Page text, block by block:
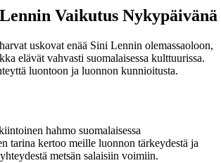
Vaikutus Nykypäivänä
uskovat enää Sini Lennin olemassaoloon,
elävät vahvasti suomalaisessa kulttuurissa.
luontoon ja luonnon kunnioitusta.
hahmo suomalaisessa
tarina kertoo meille luonnon tärkeydestä ja
metsän salaisiin voimiin.